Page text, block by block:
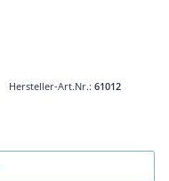
Hersteller-Art.Nr.: 61012